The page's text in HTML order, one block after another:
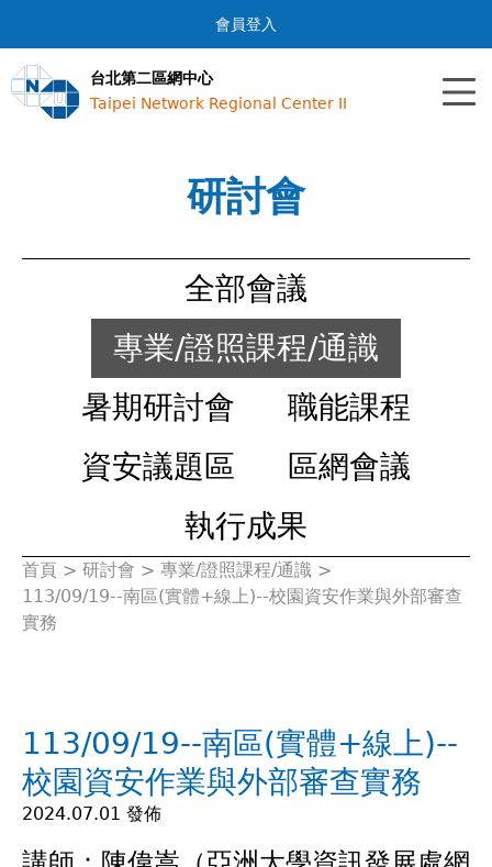
Jump to navigation
會員登入
台北第二區網中心
Taipei Network Regional Center II
研討會
全部會議
專業/證照課程/通識
暑期研討會
職能課程
資安議題區
區網會議
執行成果
您
在
裡
首頁 > 研討會 > 專業/證照課程/通識 >
113/09/19--南區(實體+線上)--校園資安作業與外部審查
實務
113/09/19--南區(實體+線上)--
校園資安作業與外部審查實務
2024.07.01 發佈